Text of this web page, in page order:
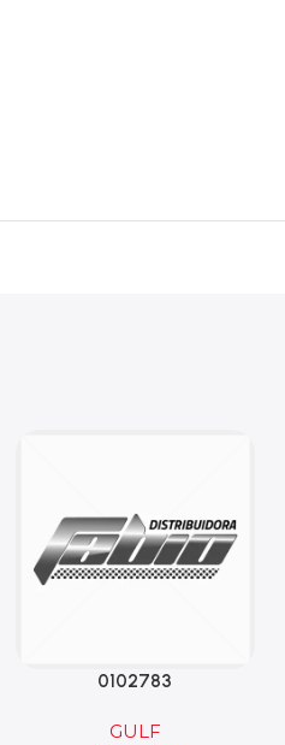
0102783
GULF